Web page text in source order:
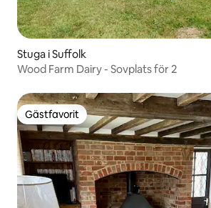
Stuga i Suffolk
Wood Farm Dairy - Sovplats för 2
Gästfavorit
Gästfavorit